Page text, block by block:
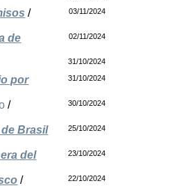
/
03/11/2024
de
02/11/2024
31/10/2024
por
31/10/2024
/
30/10/2024
Brasil
25/10/2024
del
23/10/2024
/
22/10/2024